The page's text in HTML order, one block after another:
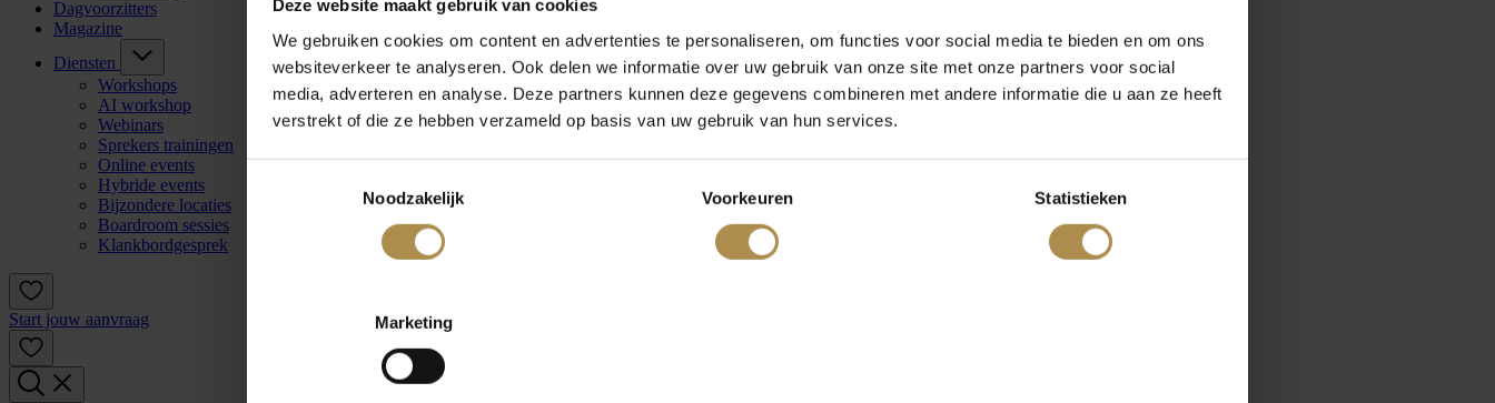
Deze website maakt gebruik van cookies
We gebruiken cookies om content en advertenties te personaliseren, om functies voor social media te bieden en om ons
websiteverkeer te analyseren. Ook delen we informatie over uw gebruik van onze site met onze partners voor social
media, adverteren en analyse. Deze partners kunnen deze gegevens combineren met andere informatie die u aan ze heeft
verstrekt of die ze hebben verzameld op basis van uw gebruik van hun services.
Noodzakelijk
Voorkeuren Statistieken
Marketing
Dagvoorzitters
Magazine
Diensten
Workshops
AI workshop
Webinars
Sprekers trainingen
Online events
Hybride events
Bijzondere locaties
Boardroom sessies
Klankbordgesprek
Start jouw aanvraag